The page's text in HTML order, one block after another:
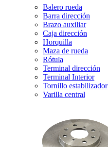
Balero rueda
Barra dirección
Brazo auxiliar
Caja dirección
Horquilla
Maza de rueda
Rótula
Terminal dirección
Terminal Interior
Tornillo estabilizador
Varilla central